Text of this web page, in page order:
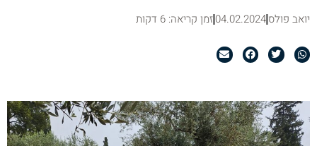
יואב פולס04.02.2024זמן קריאה: 6 דקות